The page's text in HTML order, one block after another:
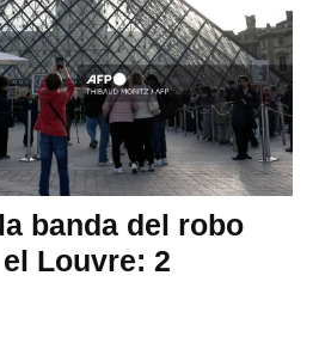
banda del robo
Louvre: 2